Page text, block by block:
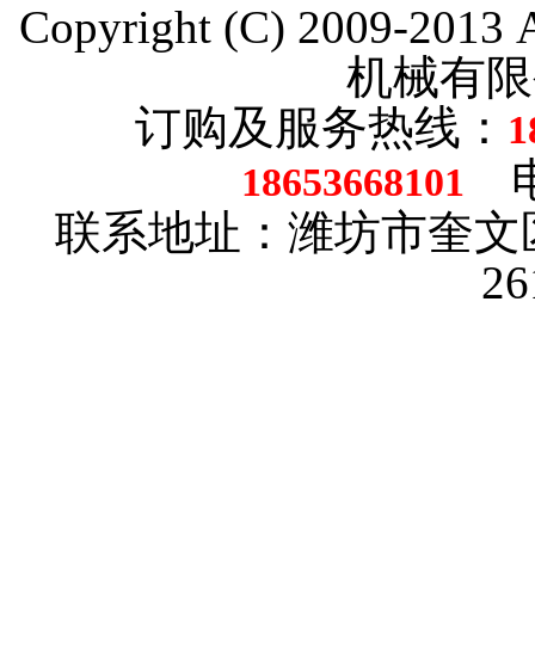
Copyright (C) 2009-2013
机械有
订购及服务热线：
18653668101
联系地址：潍坊市奎